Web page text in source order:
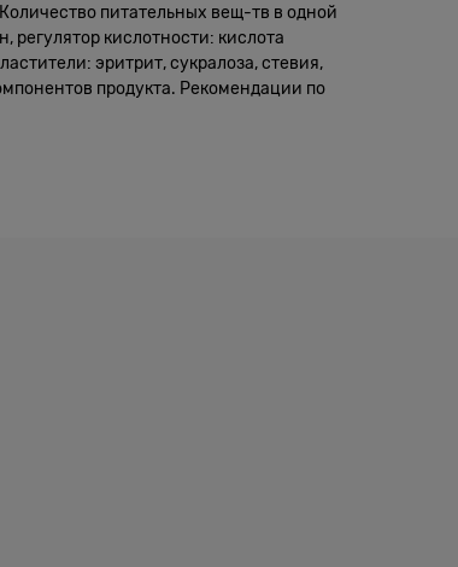
питательных вещ-тв в одной
регулятор кислотности: кислота
эритрит, сукралоза, стевия,
продукта. Рекомендации по